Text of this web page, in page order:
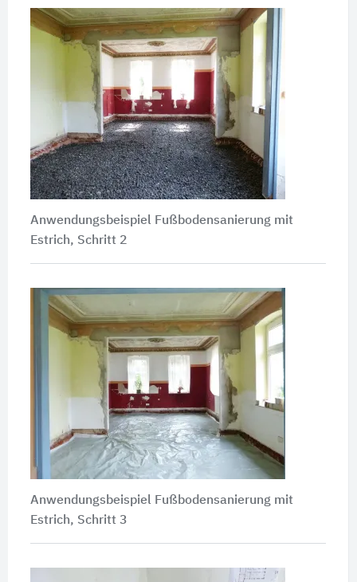
Anwendungsbeispiel Fußbodensanierung mit
Estrich, Schritt 2
Anwendungsbeispiel Fußbodensanierung mit
Estrich, Schritt 3